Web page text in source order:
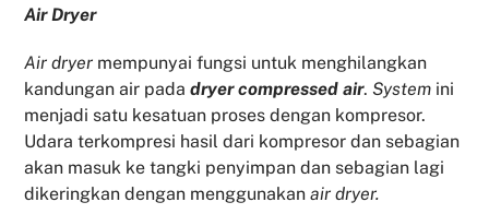
Air Dryer
Air dryer mempunyai fungsi untuk menghilangkan
kandungan air padadryer compressed air.System ini
menjadi satu kesatuan proses dengan kompresor.
Udara terkompresi hasil dari kompresor dan sebagian
akan masuk ke tangki penyimpan dan sebagian lagi
dikeringkan dengan menggunakanair dryer.